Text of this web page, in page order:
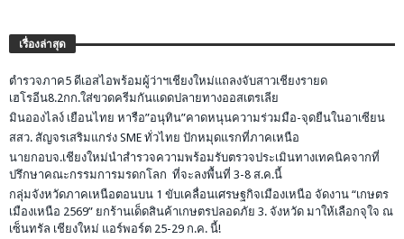
เรื่องล่าสุด
ตำรวจภาค5 ดีเอสไอพร้อมผู้ว่าฯเชียงใหม่แถลงจับสาวเชียงรายด
เฮโรอีน8.2กก.ใส่ขวดครีมกันแดดปลายทางออสเตรเลีย
มินอองไลง์ เยือนไทย หารือ”อนุทิน”คาดหนุนความร่วมมือ-จุดยืนในอาเซียน
สสว. สัญจรเสริมแกร่ง SME ทั่วไทย ปักหมุดแรกที่ภาคเหนือ
นายกอบจ.เชียงใหม่นำสำรวจความพร้อมรับตรวจประเมินทางเทคนิคจากที่
ปรึกษาคณะกรรมการมรดกโลก ที่จะลงพื้นที่ 3-8 ส.ค.นี้
กลุ่มจังหวัดภาคเหนือตอนบน 1 ขับเคลื่อนเศรษฐกิจเมืองเหนือ จัดงาน “เกษตร
เมืองเหนือ 2569” ยกร้านเด็ดสินค้าเกษตรปลอดภัย 3. จังหวัด มาให้เลือกจุใจ ณ
เซ็นทรัล เชียงใหม่ แอร์พอร์ต 25-29 ก.ค. นี้!